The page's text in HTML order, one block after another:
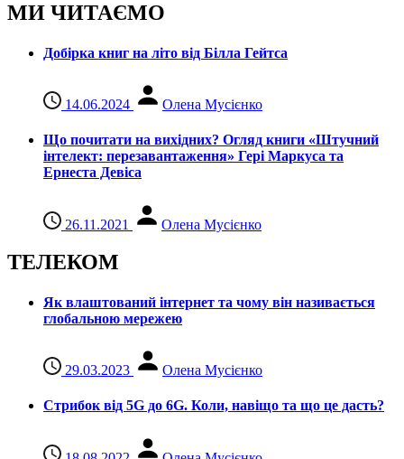
МИ ЧИТАЄМО
Добірка книг на літо від Білла Гейтса
14.06.2024 Олена Мусієнко
Що почитати на вихідних? Огляд книги «Штучний
інтелект: перезавантаження» Гері Маркуса та
Ернеста Девіса
26.11.2021 Олена Мусієнко
ТЕЛЕКОМ
Як влаштований інтернет та чому він називається
глобальною мережею
29.03.2023 Олена Мусієнко
Стрибок від 5G до 6G. Коли, навіщо та що це даcть?